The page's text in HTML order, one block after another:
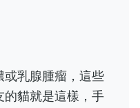
或乳腺腫瘤，這些
的貓就是這樣，手